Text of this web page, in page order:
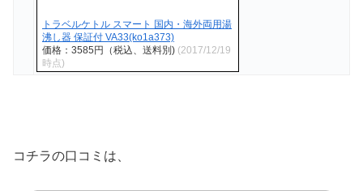
トラベルケトル スマート 国内・海外両用湯
沸し器 保証付 VA33(ko1a373)
価格：3585円（税込、送料別) (2017/12/19
時点)
コチラの口コミは、